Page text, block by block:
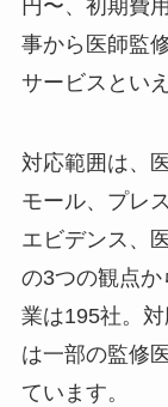
円〜、初期費
事から医師監
サービスとい
対応範囲は、
モール、プレ
エビデンス、
の3つの観点
業は195社。
は一部の監修
ています。